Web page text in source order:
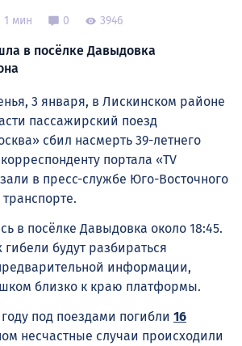
1 мин 0 3946
в посёлке Давыдовка
3 января, в Лискинском районе
пассажирский поезд
сбил насмерть 39-летнего
портала «TV
в пресс-службе Юго-Восточного
в посёлке Давыдовка около 18:45.
гибели будут разбираться
информации,
близко к краю платформы.
под поездами погибли 16
несчастные случаи происходили